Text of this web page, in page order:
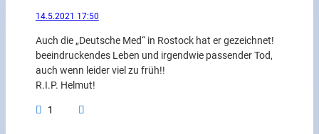
14.5.2021 17:50
Auch die „Deutsche Med“ in Rostock hat er gezeichnet!
beeindruckendes Leben und irgendwie passender Tod,
auch wenn leider viel zu früh!!
R.I.P. Helmut!
1